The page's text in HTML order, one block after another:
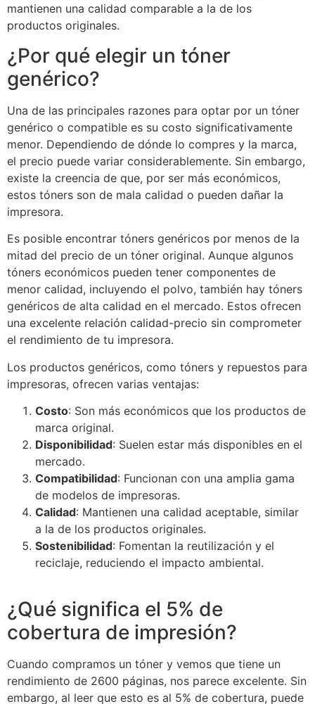
mantienen una calidad comparable a la de los
productos originales.
¿Por qué elegir un tóner
genérico?
Una de las principales razones para optar por un tóner
genérico o compatible es su costo significativamente
menor. Dependiendo de dónde lo compres y la marca,
el precio puede variar considerablemente. Sin embargo,
existe la creencia de que, por ser más económicos,
estos tóners son de mala calidad o pueden dañar la
impresora.
Es posible encontrar tóners genéricos por menos de la
mitad del precio de un tóner original. Aunque algunos
tóners económicos pueden tener componentes de
menor calidad, incluyendo el polvo, también hay tóners
genéricos de alta calidad en el mercado. Estos ofrecen
una excelente relación calidad-precio sin comprometer
el rendimiento de tu impresora.
Los productos genéricos, como tóners y repuestos para
impresoras, ofrecen varias ventajas:
Costo: Son más económicos que los productos de
marca original.
Disponibilidad: Suelen estar más disponibles en el
mercado.
Compatibilidad: Funcionan con una amplia gama
de modelos de impresoras.
Calidad: Mantienen una calidad aceptable, similar
a la de los productos originales.
Sostenibilidad: Fomentan la reutilización y el
reciclaje, reduciendo el impacto ambiental.
¿Qué significa el 5% de
cobertura de impresión?
Cuando compramos un tóner y vemos que tiene un
rendimiento de 2600 páginas, nos parece excelente. Sin
embargo, al leer que esto es al 5% de cobertura, puede